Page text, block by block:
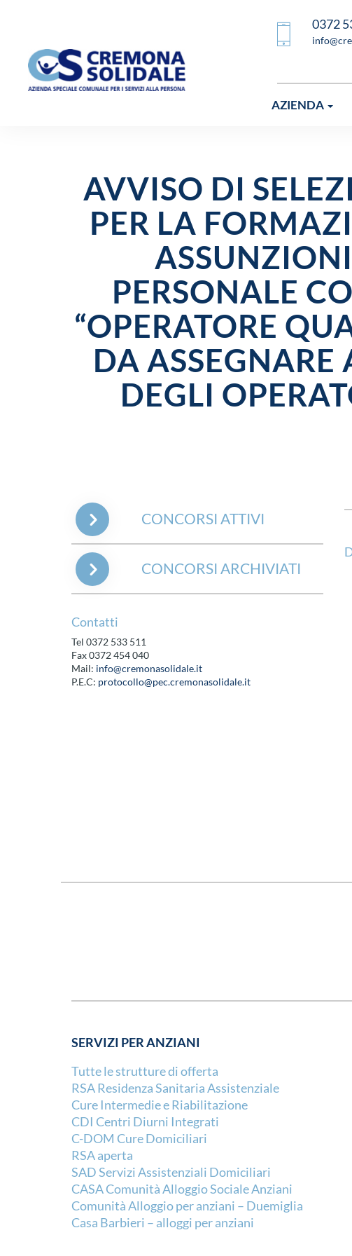
0372
AZIENDA
AVVISO DI
PER LA
PERSONALE
“OPERATORE
DA
DEGLI
CONCORSI ATTIVI
CONCORSI ARCHIVIATI
Contatti
Tel 0372 533 511
Fax 0372 454 040
Mail: info@cremonasolidale.it
P.E.C: protocollo@pec.cremonasolidale.it
SERVIZI PER ANZIANI
Tutte le strutture di offerta
RSA Residenza Sanitaria Assistenziale
Cure Intermedie e Riabilitazione
CDI Centri Diurni Integrati
C-DOM Cure Domiciliari
RSA aperta
SAD Servizi Assistenziali Domiciliari
CASA Comunità Alloggio Sociale Anziani
Comunità Alloggio per anziani – Duemiglia
Casa Barbieri – alloggi per anziani